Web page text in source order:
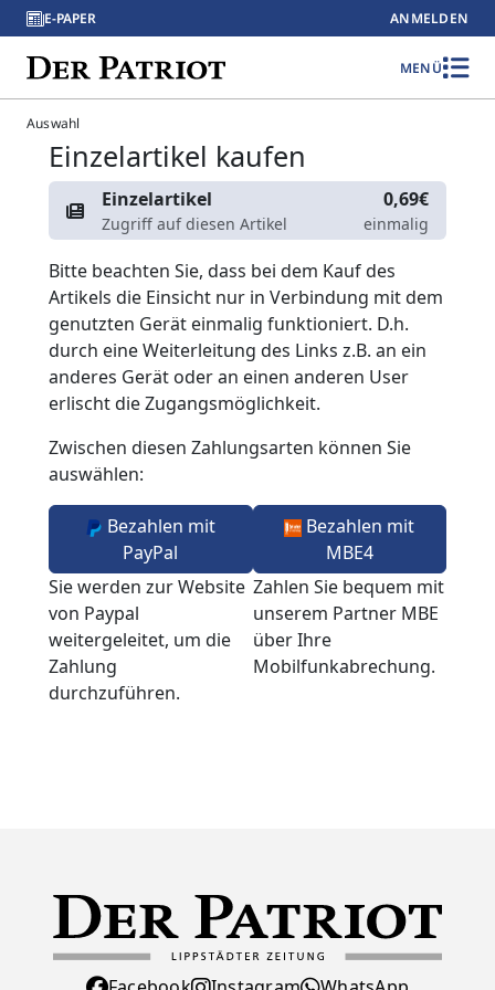
E-PAPER ANMELDEN
MENÜ
Auswahl
Einzelartikel kaufen
Einzelartikel
Zugriff auf diesen Artikel
0,69€
einmalig
Bitte beachten Sie, dass bei dem Kauf des
Artikels die Einsicht nur in Verbindung mit dem
genutzten Gerät einmalig funktioniert. D.h.
durch eine Weiterleitung des Links z.B. an ein
anderes Gerät oder an einen anderen User
erlischt die Zugangsmöglichkeit.
Zwischen diesen Zahlungsarten können Sie
auswählen:
Bezahlen mit
PayPal
Sie werden zur Website
von Paypal
weitergeleitet, um die
Zahlung
durchzuführen.
Bezahlen mit
MBE4
Zahlen Sie bequem mit
unserem Partner MBE
über Ihre
Mobilfunkabrechung.